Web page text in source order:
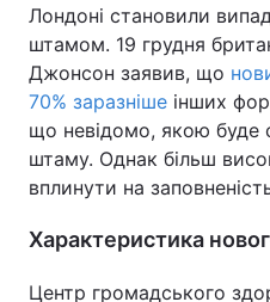
Лондоні становили
штамом. 19 грудня
Джонсон заявив, що
70% заразніше інших
що невідомо, якою буде
штаму. Однак більш
вплинути на
Характеристика
Центр громадського